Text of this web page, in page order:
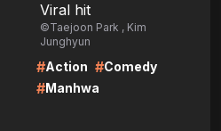
Viral hit
©Taejoon Park , Kim
Junghyun
#Action #Comedy
#Manhwa